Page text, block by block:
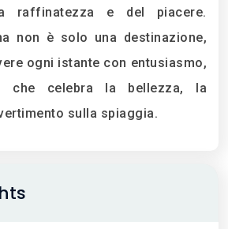
raffinatezza e del piacere.
non è solo una destinazione,
ogni istante con entusiasmo,
che celebra la bellezza, la
sulla spiaggia.